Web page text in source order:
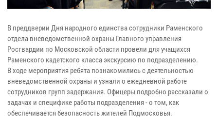
В преддверии Дня народного единства сотрудники Раменского
отдела вневедомственной охраны Главного управления
Росгвардии по Московской области провели для учащихся
Раменского кадетского класса экскурсию по подразделению.
В ходе мероприятия ребята познакомились с деятельностью
вневедомственной охраны и узнали о ежедневной работе
сотрудников групп задержания. Офицеры подробно рассказали о
задачах и специфике работы подразделения - о том, как
обеспечивается безопасность жителей Подмосковья.